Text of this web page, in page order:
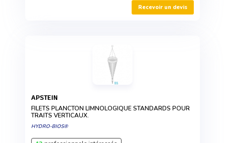
Recevoir un devis
APSTEIN
FILETS PLANCTON LIMNOLOGIQUE STANDARDS POUR
TRAITS VERTICAUX.
HYDRO-BIOS®